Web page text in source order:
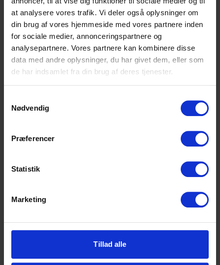
at analysere vores trafik. Vi deler også oplysninger om
din brug af vores hjemmeside med vores partnere inden
for sociale medier, annonceringspartnere og
analysepartnere. Vores partnere kan kombinere disse
data med andre oplysninger, du har givet dem, eller som
de har indsamlet fra din brug af deres tjenester.
Nødvendig
Præferencer
Statistik
Marketing
Tillad alle
Læs mere om EUD